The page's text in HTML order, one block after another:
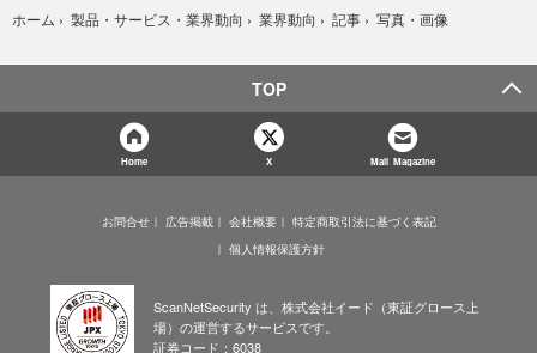
ホーム › 製品・サービス・業界動向 › 業界動向 › 記事 › 写真・画像
TOP
Home X Mail Magazine
お問合せ 広告掲載 会社概要
特定商取引法に基づく表記
個人情報保護方針
ScanNetSecurity は、株式会社イード（東証グロース上
場）の運営するサービスです。
証券コード：6038